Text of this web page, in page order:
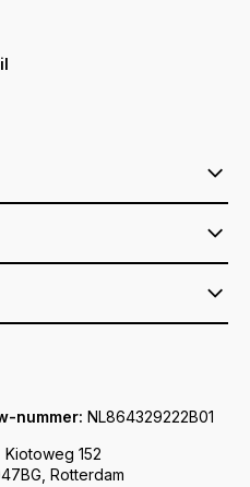
Kiotoweg 152
Rotterdam
nummer: NL864329222B01